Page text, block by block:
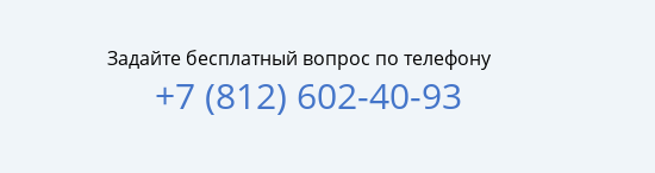
Задайте бесплатный вопрос по телефону
+7 (812) 602-40-93